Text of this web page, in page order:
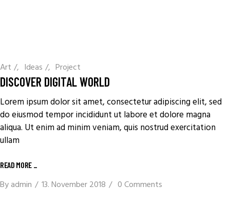
Art / Ideas / Project
DISCOVER DIGITAL WORLD
Lorem ipsum dolor sit amet, consectetur adipiscing elit, sed
do eiusmod tempor incididunt ut labore et dolore magna
aliqua. Ut enim ad minim veniam, quis nostrud exercitation
ullam
READ MORE
Byadmin 13. November 2018 0 Comments